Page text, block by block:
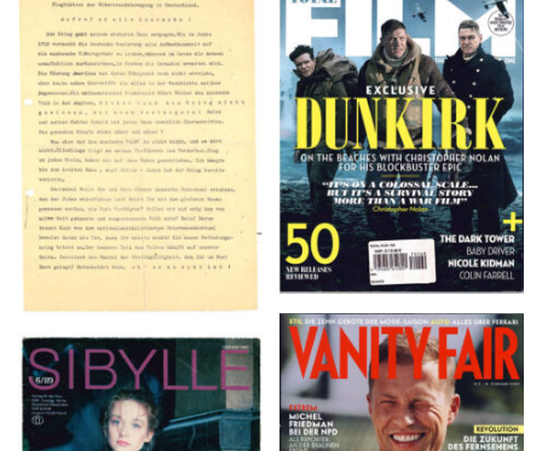
TOTAL FILM #260 –
SUMMER 2017
Flugblätter der Weissen
Rose – V, Januar 1943
VANITY FAIR – Nr. 7 –
8. Februar 2007
SIBYLLE 6/89